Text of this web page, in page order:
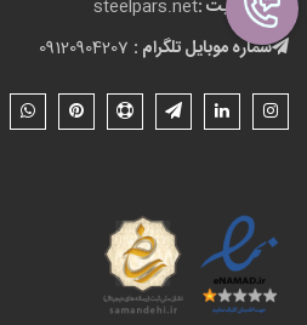
وب سایت :steelpars.net
شماره موبایل تلگرام :